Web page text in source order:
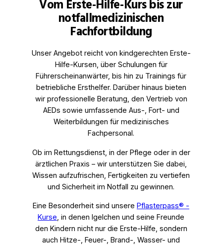
Vom Erste-Hilfe-Kurs bis zur
notfallmedizinischen
Fachfortbildung
Unser Angebot reicht von kindgerechten Erste-
Hilfe-Kursen, über Schulungen für
Führerscheinanwärter, bis hin zu Trainings für
betriebliche Ersthelfer. Darüber hinaus bieten
wir professionelle Beratung, den Vertrieb von
AEDs sowie umfassende Aus-, Fort- und
Weiterbildungen für medizinisches
Fachpersonal.
Ob im Rettungsdienst, in der Pflege oder in der
ärztlichen Praxis – wir unterstützen Sie dabei,
Wissen aufzufrischen, Fertigkeiten zu vertiefen
und Sicherheit im Notfall zu gewinnen.
Eine Besonderheit sind unsere Pflasterpass® -
Kurse , in denen Igelchen und seine Freunde
den Kindern nicht nur die Erste-Hilfe, sondern
auch Hitze-, Feuer-, Brand-, Wasser- und